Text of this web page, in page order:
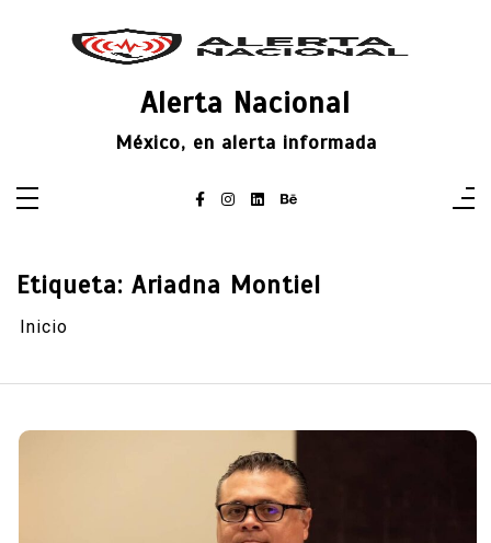
Alerta Nacional
México, en alerta informada
Etiqueta: Ariadna Montiel
Inicio